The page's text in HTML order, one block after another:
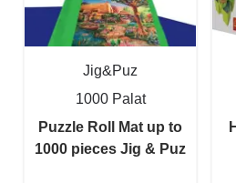
Jig&Puz
1000 Palat
Puzzle Roll Mat up to
1000 pieces Jig & Puz